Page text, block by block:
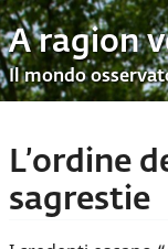
A ragion
Il mondo
L’ordine
sagrestie